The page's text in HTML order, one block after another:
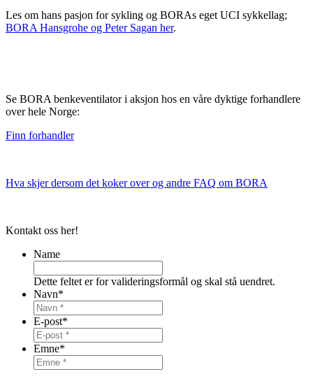
Les om hans pasjon for sykling og BORAs eget UCI sykkellag;
BORA Hansgrohe og Peter Sagan her.
Se BORA benkeventilator i aksjon hos en våre dyktige forhandlere
over hele Norge:
Finn forhandler
Hva skjer dersom det koker over og andre FAQ om BORA
Kontakt oss her!
Name
Dette feltet er for valideringsformål og skal stå uendret.
Navn*
E-post*
Emne*